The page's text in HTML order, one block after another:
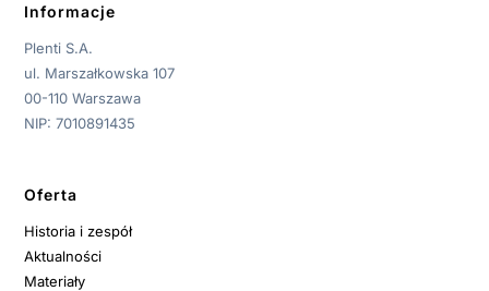
Informacje
Plenti S.A.
ul. Marszałkowska 107
00-110 Warszawa
NIP: 7010891435
Oferta
Historia i zespół
Aktualności
Materiały